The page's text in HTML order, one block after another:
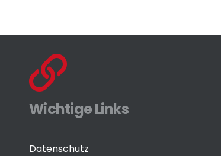
Wichtige Links
Datenschutz